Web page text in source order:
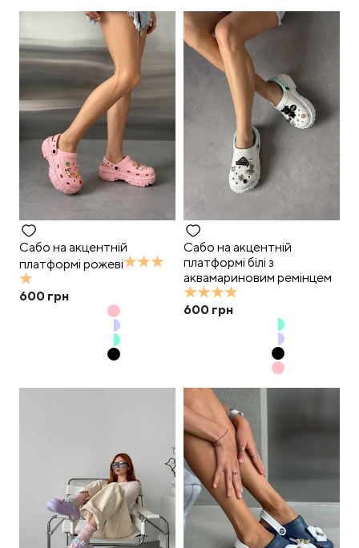
Сабо на акцентній
платформі рожеві
600 грн
Сабо на акцентній
платформі білі з
аквамариновим ремінцем
600 грн